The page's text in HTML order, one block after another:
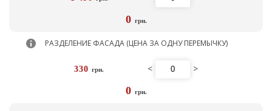
0 грн.
РАЗДЕЛЕНИЕ ФАСАДА (ЦЕНА ЗА ОДНУ ПЕРЕМЫЧКУ)
330 грн. < >
0 грн.